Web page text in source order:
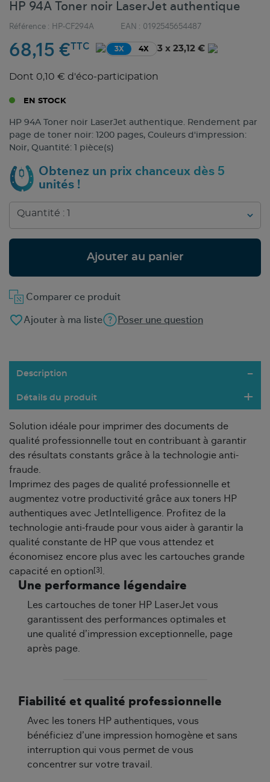
HP 94A Toner noir LaserJet authentique
Référence : HP-CF294A EAN : 0192545654487
68,15 €TTC 3X 4X 3 x 23,12 €
Dont 0,10 € d'éco-participation
EN STOCK
HP 94A Toner noir LaserJet authentique. Rendement par
page de toner noir: 1200 pages, Couleurs d'impression:
Noir, Quantité: 1 pièce(s)
Obtenez un prix chanceux dès 5
unités !
Ajouter au panier
favorite_borderAjouter à ma liste Poser une question
Comparer ce produit
Description
Détails du produit
Solution idéale pour imprimer des documents de
qualité professionnelle tout en contribuant à garantir
des résultats constants grâce à la technologie anti-
fraude.
Imprimez des pages de qualité professionnelle et
augmentez votre productivité grâce aux toners HP
authentiques avec JetIntelligence. Profitez de la
technologie anti-fraude pour vous aider à garantir la
qualité constante de HP que vous attendez et
économisez encore plus avec les cartouches grande
capacité en option[3] .
Une performance légendaire
Les cartouches de toner HP LaserJet vous
garantissent des performances optimales et
une qualité d’impression exceptionnelle, page
après page.
Fiabilité et qualité professionnelle
Avec les toners HP authentiques, vous
bénéficiez d’une impression homogène et sans
interruption qui vous permet de vous
concentrer sur votre travail.